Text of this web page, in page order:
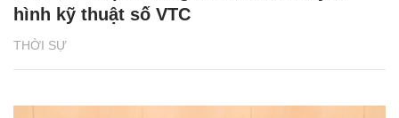
THỜI SỰ
hình kỹ thuật số VTC